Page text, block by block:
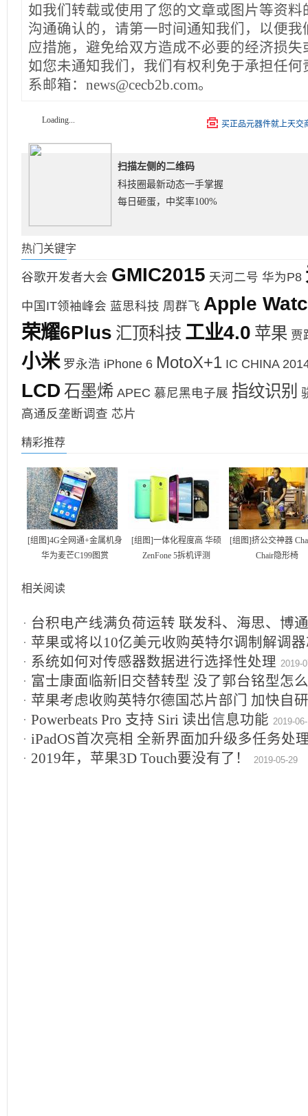
如我们转载或使用了您的文章或图片等资料
沟通确认的，请第一时间通知我们，以便我
应措施，避免给双方造成不必要的经济损失
如您未通知我们，我们有权利免于承担任何
系邮箱：news@cecb2b.com。
Loading... 买正品元器件就上天交
扫描左侧的二维码
科技圈最新动态一手掌握
每日砸蛋，中奖率100%
热门关键字
谷歌开发者大会 GMIC2015 天河二号 华为P8
中国IT领袖峰会 蓝思科技 周群飞 Apple
荣耀6Plus 汇顶科技 工业4.0 苹果 贾
小米 罗永浩 iPhone 6 MotoX+1 IC CHINA
LCD 石墨烯 APEC 慕尼黑电子展 指纹识别
高通反垄断调查 芯片
精彩推荐
[组图]4G全网通+金属机身
华为麦芒C199图赏
[组图]一体化程度高 华硕
ZenFone 5拆机评测
[组图]挤公交神器
Chair隐形椅
相关阅读
台积电产线满负荷运转 联发科、海思、博
苹果或将以10亿美元收购英特尔调制解调
系统如何对传感器数据进行选择性处理 2019-
富士康面临新旧交替转型 没了郭台铭型怎
苹果考虑收购英特尔德国芯片部门 加快自
Powerbeats Pro 支持 Siri 读出信息功能 2019-
iPadOS首次亮相 全新界面加升级多任务处
2019年，苹果3D Touch要没有了！
2019-05-29